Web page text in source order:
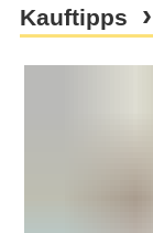
Kauftipps